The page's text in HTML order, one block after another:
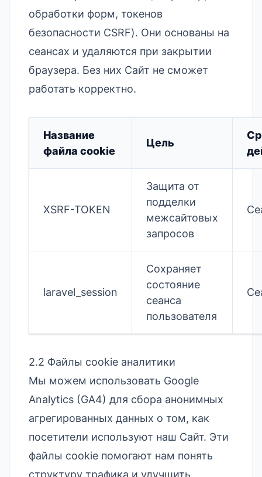
обработки форм, токенов
безопасности CSRF). Они основаны на
сеансах и удаляются при закрытии
браузера. Без них Сайт не сможет
работать корректно.
Название
файла cookie
Цель
XSRF-TOKEN
Защита от
подделки
межсайтовых
запросов
laravel_session
Сохраняет
состояние
сеанса
пользователя
2.2 Файлы cookie аналитики
Мы можем использовать Google
Analytics (GA4) для сбора анонимных
агрегированных данных о том, как
посетители используют наш Сайт. Эти
файлы cookie помогают нам понять
структуру трафика и улучшить